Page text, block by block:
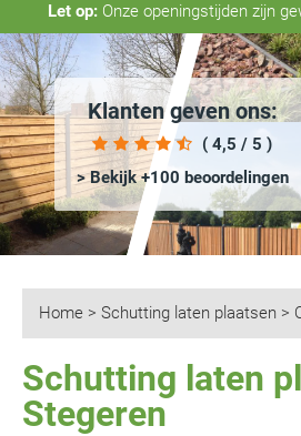
Let op:Onze openingstijden zijn
Klanten geven ons:
( 4,5 / 5 )
> Bekijk +100 beoordelingen
Home > Schutting laten plaatsen >
Schutting laten
Stegeren